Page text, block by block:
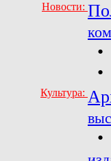
Новости:
•
•
Культура:
•